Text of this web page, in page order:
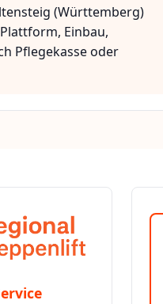
(Württemberg)
Einbau,
Pflegekasse oder